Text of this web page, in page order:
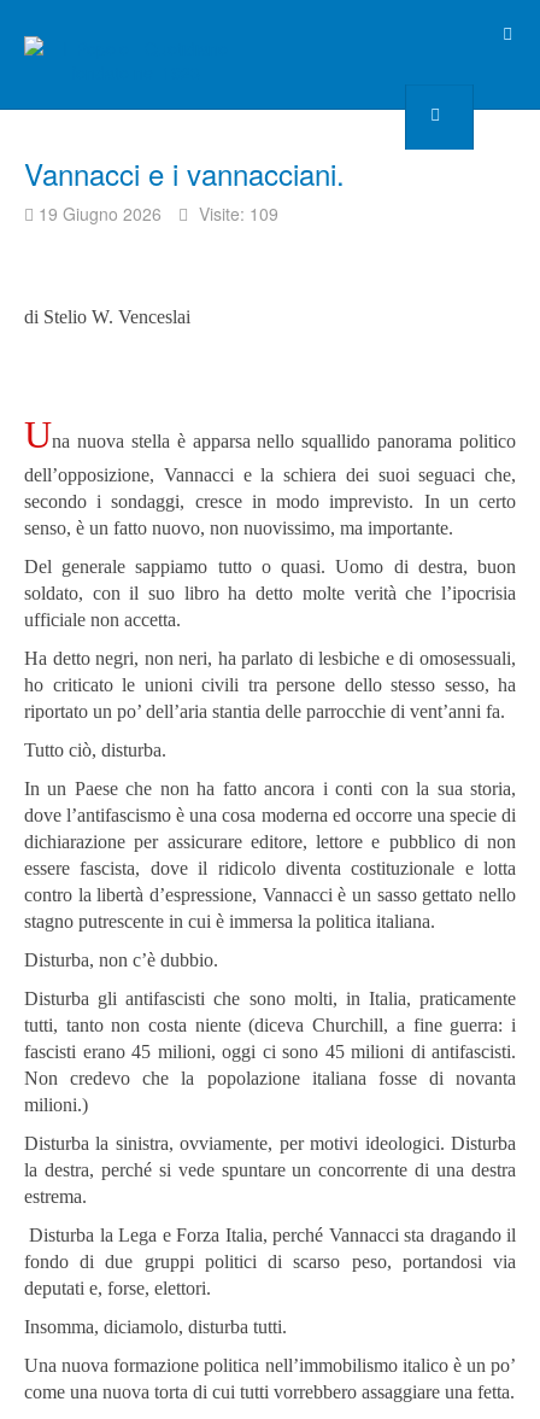
Vannacci e i vannacciani.
19 Giugno 2026 Visite: 109
di Stelio W. Venceslai
Una nuova stella è apparsa nello squallido panorama politico
dell’opposizione, Vannacci e la schiera dei suoi seguaci che,
secondo i sondaggi, cresce in modo imprevisto. In un certo
senso, è un fatto nuovo, non nuovissimo, ma importante.
Del generale sappiamo tutto o quasi. Uomo di destra, buon
soldato, con il suo libro ha detto molte verità che l’ipocrisia
ufficiale non accetta.
Ha detto negri, non neri, ha parlato di lesbiche e di omosessuali,
ho criticato le unioni civili tra persone dello stesso sesso, ha
riportato un po’ dell’aria stantia delle parrocchie di vent’anni fa.
Tutto ciò, disturba.
In un Paese che non ha fatto ancora i conti con la sua storia,
dove l’antifascismo è una cosa moderna ed occorre una specie di
dichiarazione per assicurare editore, lettore e pubblico di non
essere fascista, dove il ridicolo diventa costituzionale e lotta
contro la libertà d’espressione, Vannacci è un sasso gettato nello
stagno putrescente in cui è immersa la politica italiana.
Disturba, non c’è dubbio.
Disturba gli antifascisti che sono molti, in Italia, praticamente
tutti, tanto non costa niente (diceva Churchill, a fine guerra: i
fascisti erano 45 milioni, oggi ci sono 45 milioni di antifascisti.
Non credevo che la popolazione italiana fosse di novanta
milioni.)
Disturba la sinistra, ovviamente, per motivi ideologici. Disturba
la destra, perché si vede spuntare un concorrente di una destra
estrema.
Disturba la Lega e Forza Italia, perché Vannacci sta dragando il
fondo di due gruppi politici di scarso peso, portandosi via
deputati e, forse, elettori.
Insomma, diciamolo, disturba tutti.
Una nuova formazione politica nell’immobilismo italico è un po’
come una nuova torta di cui tutti vorrebbero assaggiare una fetta.